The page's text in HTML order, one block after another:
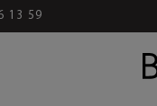
13 59DÈS 39€ D’ACHAT